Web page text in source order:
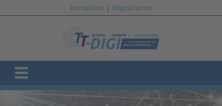
Anmelden | Registrieren